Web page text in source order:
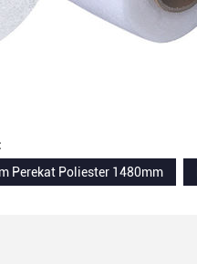
Perekat Poliester 1480mm